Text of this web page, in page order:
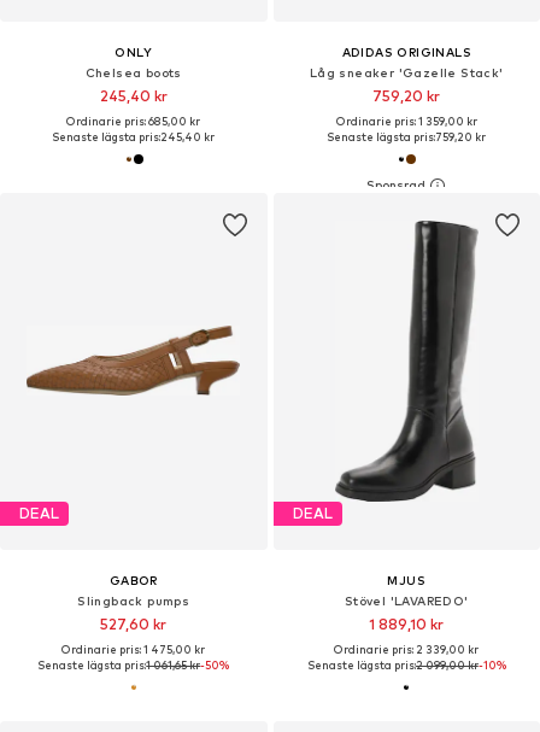
ONLY
Chelsea boots
245,40 kr
Ordinarie pris: 685,00 kr
Senaste lägsta pris:245,40 kr
ADIDAS ORIGINALS
Låg sneaker 'Gazelle Stack'
759,20 kr
Ordinarie pris: 1 359,00 kr
Senaste lägsta pris:759,20 kr
DEAL
GABOR
Slingback pumps
527,60 kr
Ordinarie pris: 1 475,00 kr
Senaste lägsta pris:1 061,65 kr-50%
DEAL
MJUS
Stövel 'LAVAREDO'
1 889,10 kr
Ordinarie pris: 2 339,00 kr
Senaste lägsta pris:2 099,00 kr-10%